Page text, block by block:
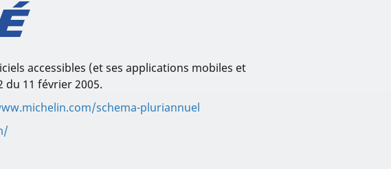
accessibles (et ses applications mobiles et
du 11 février 2005.
schema-pluriannuel